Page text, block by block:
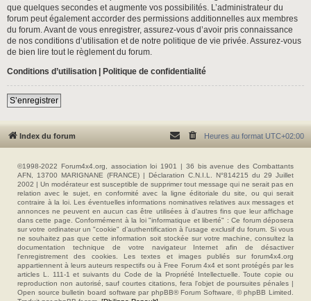
que quelques secondes et augmente vos possibilités. L’administrateur du
forum peut également accorder des permissions additionnelles aux membres
du forum. Avant de vous enregistrer, assurez-vous d’avoir pris connaissance
de nos conditions d’utilisation et de notre politique de vie privée. Assurez-vous
de bien lire tout le règlement du forum.
Conditions d’utilisation | Politique de confidentialité
S’enregistrer
Index du forum Heures au format UTC+02:00
©1998-2022 Forum4x4.org, association loi 1901 | 36 bis avenue des Combattants
AFN, 13700 MARIGNANE (FRANCE) | Déclaration C.N.I.L. N°814215 du 29 Juillet
2002 | Un modérateur est susceptible de supprimer tout message qui ne serait pas en
relation avec le sujet, en conformité avec la ligne éditoriale du site, ou qui serait
contraire à la loi. Les éventuelles informations nominatives relatives aux messages et
annonces ne peuvent en aucun cas être utilisées à d'autres fins que leur affichage
dans cette page. Conformément à la loi "informatique et liberté" : Ce forum déposera
sur votre ordinateur un "cookie" d’authentification à l'usage exclusif du forum. Si vous
ne souhaitez pas que cette information soit stockée sur votre machine, consultez la
documentation technique de votre navigateur Internet afin de désactiver
l'enregistrement des cookies. Les textes et images publiés sur forum4x4.org
appartiennent à leurs auteurs respectifs ou à Free Forum 4x4 et sont protégés par les
articles L. 111-1 et suivants du Code de la Propriété Intellectuelle. Toute copie ou
reproduction non autorisé, sauf courtes citations, fera l'objet de poursuites pénales |
Open source bulletin board software par phpBB® Forum Software, © phpBB Limited.